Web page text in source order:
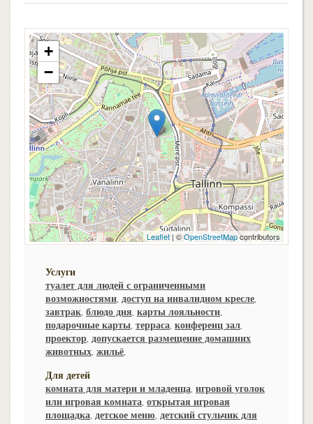
+
−
Leaflet | ©OpenStreetMapcontributors
Услуги
туалет для людей с ограниченными
возможностями, доступ на инвалидном кресле,
завтрак, блюдо дня, карты лояльности,
подарочные карты, терраса, конференц зал,
проектор, допускается размещение домашних
животных, жильё,
Для детей
комната для матери и младенца, игровой уголок
или игровая комната, открытая игровая
площадка, детское меню, детский стульчик для